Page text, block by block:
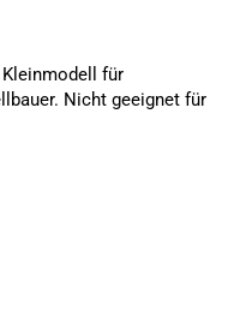
für
Nicht geeignet für